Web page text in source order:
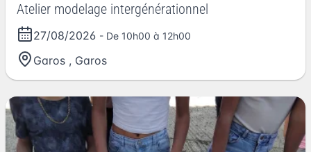
Atelier modelage intergénérationnel
27/08/2026 - De 10h00 à 12h00
Garos , Garos